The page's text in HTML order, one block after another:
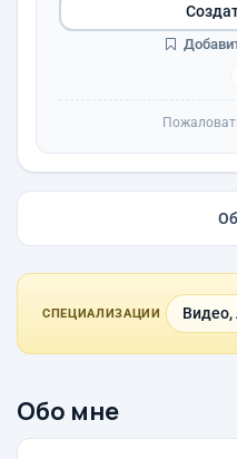
СПЕЦИАЛИЗАЦИИ
Обо мне